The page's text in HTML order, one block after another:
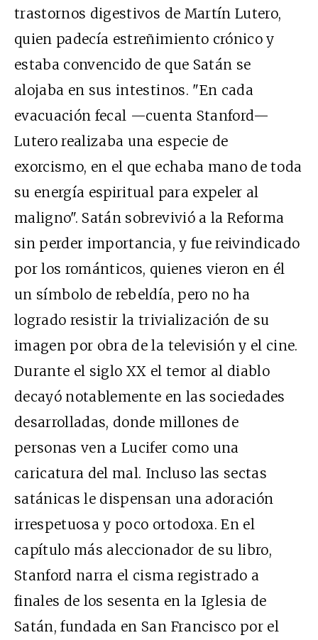
trastornos digestivos de Martín Lutero,
quien padecía estreñimiento crónico y
estaba convencido de que Satán se
alojaba en sus intestinos. "En cada
evacuación fecal —cuenta Stanford—
Lutero realizaba una especie de
exorcismo, en el que echaba mano de toda
su energía espiritual para expeler al
maligno". Satán sobrevivió a la Reforma
sin perder importancia, y fue reivindicado
por los románticos, quienes vieron en él
un símbolo de rebeldía, pero no ha
logrado resistir la trivialización de su
imagen por obra de la televisión y el cine.
Durante el siglo XX el temor al diablo
decayó notablemente en las sociedades
desarrolladas, donde millones de
personas ven a Lucifer como una
caricatura del mal. Incluso las sectas
satánicas le dispensan una adoración
irrespetuosa y poco ortodoxa. En el
capítulo más aleccionador de su libro,
Stanford narra el cisma registrado a
finales de los sesenta en la Iglesia de
Satán, fundada en San Francisco por el